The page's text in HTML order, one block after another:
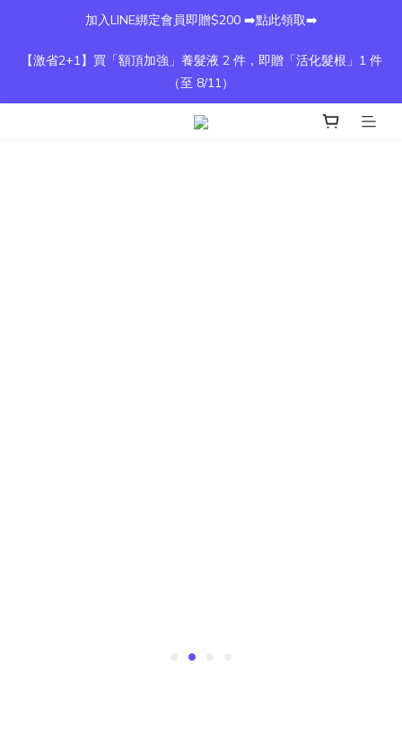
加入LINE綁定會員即贈$200 ➡️點此領取➡️
【激省2+1】買「額頂加強」養髮液 2 件，即贈「活化髮根」1 件
（至 8/11）